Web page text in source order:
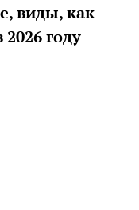
виды, как
году